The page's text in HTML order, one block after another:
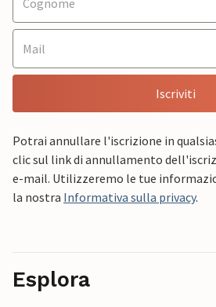
Iscriviti
Potrai annullare l'iscrizione in
clic sul link di annullamento
e-mail. Utilizzeremo le tue
la nostra Informativa sulla privacy.
Esplora